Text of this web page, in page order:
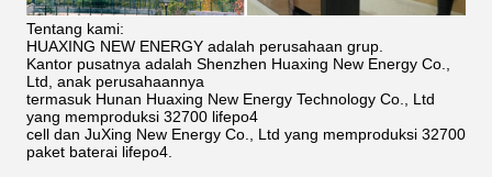
Tentang kami:
HUAXING NEW ENERGY adalah perusahaan grup.
Kantor pusatnya adalah Shenzhen Huaxing New Energy Co.,
Ltd, anak perusahaannya
termasuk Hunan Huaxing New Energy Technology Co., Ltd
yang memproduksi 32700 lifepo4
cell dan JuXing New Energy Co., Ltd yang memproduksi 32700
paket baterai lifepo4.